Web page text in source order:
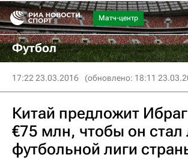
Матч-центр
Футбол
17:22 23.03.2016 (обновлено: 18:11
Китай предложит
€75 млн, чтобы он
футбольной лиги